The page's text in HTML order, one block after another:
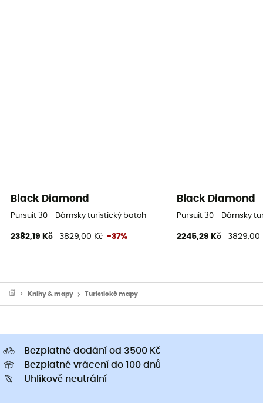
Black Diamond
Pursuit 30 - Dámsky turistický batoh
2382,19 Kč 3829,00 Kč -37%
Black Diamond
Pursuit 30 - Dámsky
2245,29 Kč 3829,00
Knihy & mapy Turistické mapy
Bezplatné dodání od 3500 Kč
Bezplatné vrácení do 100 dnů
Uhlíkově neutrální